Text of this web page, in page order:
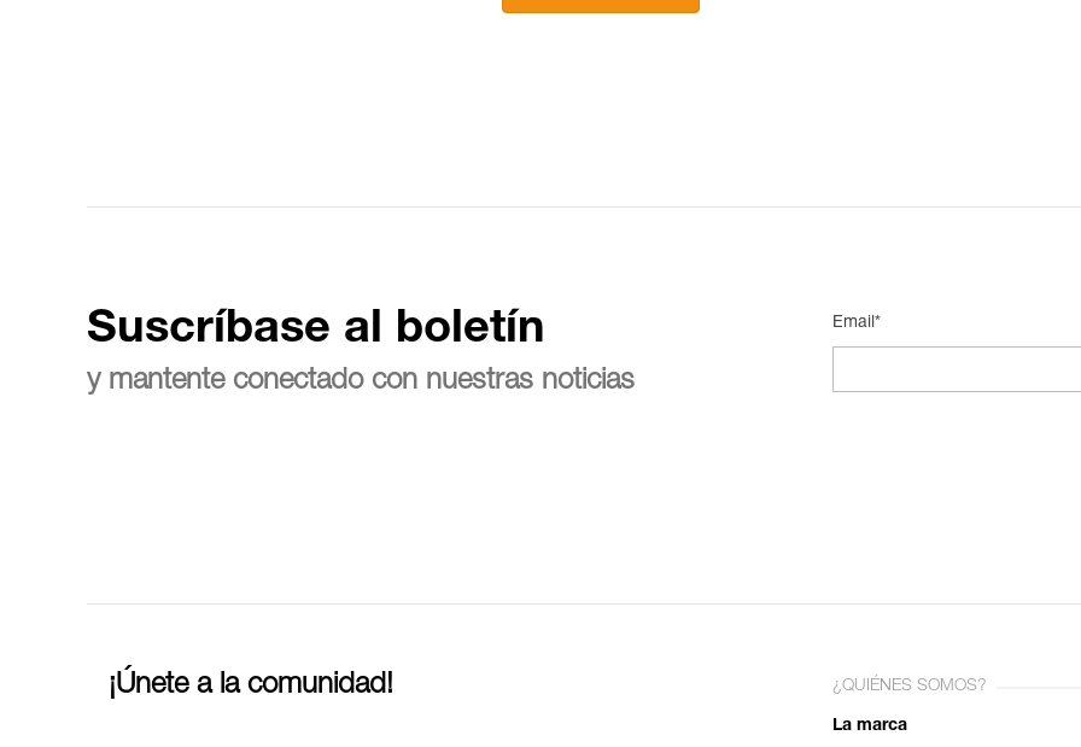
Suscríbase al boletín
y mantente conectado con nuestras noticias
Email*
¡Únete a la comunidad! ¿QUIÉNES SOMOS?
La marca